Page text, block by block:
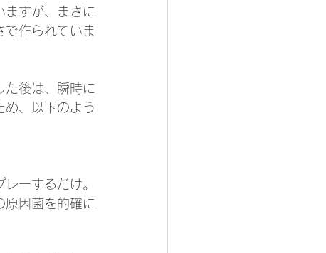
ますが、まさに
で作られていま
た後は、瞬時に
め、以下のよう
ーするだけ。
原因菌を的確に